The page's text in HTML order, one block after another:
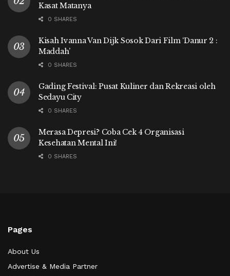
Kasat Matanya
0 SHARES
Kisah Ivanna Van Dijk Sosok Dari Film ‘Danur 2 :
Maddah’
0 SHARES
Gading Festival: Pusat Kuliner dan Rekreasi oleh
Sedayu City
0 SHARES
Merasa Depresi? Coba Cek 4 Organisasi
Kesehatan Mental Ini!
0 SHARES
Pages
About Us
Advertise & Media Partner